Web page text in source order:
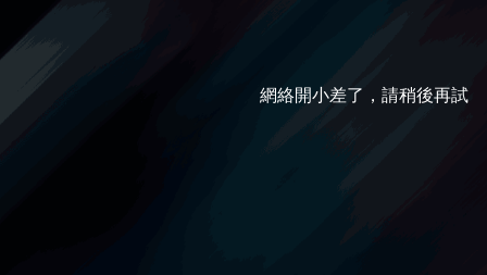
網絡開小差了，請稍後再試